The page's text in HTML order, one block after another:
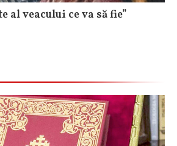
al veacului ce va să fie”